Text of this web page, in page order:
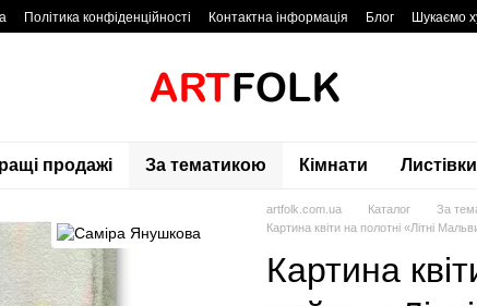
Політика конфіденційності Контактна інформація Блог
Шукаємо
продажі За тематикою Кімнати Листівки
artfolk.com.ua Каталог За
Картина квіти на полотні «Літні
Картина